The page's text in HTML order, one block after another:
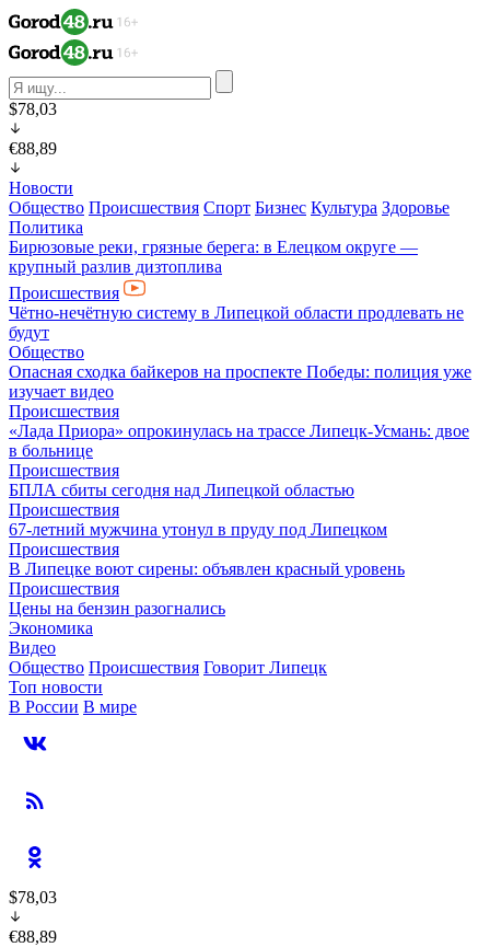
$78,03
€88,89
Новости
Общество Происшествия Спорт Бизнес Культура Здоровье
Политика
Бирюзовые реки, грязные берега: в Елецком округе —
крупный разлив дизтоплива
Происшествия
Чётно-нечётную систему в Липецкой области продлевать не
будут
Общество
Опасная сходка байкеров на проспекте Победы: полиция уже
изучает видео
Происшествия
«Лада Приора» опрокинулась на трассе Липецк-Усмань: двое
в больнице
Происшествия
БПЛА сбиты сегодня над Липецкой областью
Происшествия
67-летний мужчина утонул в пруду под Липецком
Происшествия
В Липецке воют сирены: объявлен красный уровень
Происшествия
Цены на бензин разогнались
Экономика
Видео
Общество Происшествия Говорит Липецк
Топ новости
В России В мире
$78,03
€88,89